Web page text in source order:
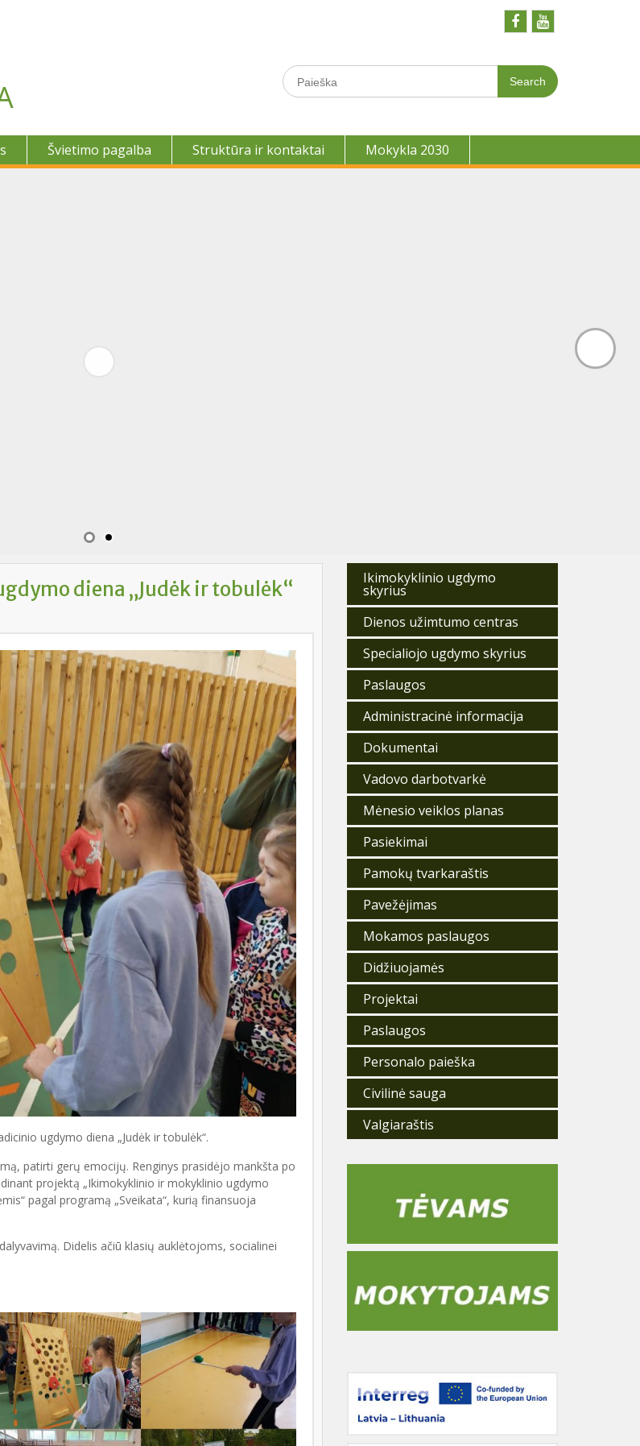
Search
for:
Švietimo pagalba Struktūra ir kontaktai Mokykla 2030
diena „Judėk ir tobulėk“
ugdymo diena „Judėk ir tobulėk“.
patirti gerų emocijų. Renginys prasidėjo mankšta po
projektą „Ikimokyklinio ir mokyklinio ugdymo
pagal programą „Sveikata“, kurią finansuoja
Didelis ačiū klasių auklėtojoms, socialinei
Ikimokyklinio ugdymo
skyrius
Dienos užimtumo centras
Specialiojo ugdymo skyrius
Paslaugos
Administracinė informacija
Dokumentai
Vadovo darbotvarkė
Mėnesio veiklos planas
Pasiekimai
Pamokų tvarkaraštis
Pavežėjimas
Mokamos paslaugos
Didžiuojamės
Projektai
Paslaugos
Personalo paieška
Civilinė sauga
Valgiaraštis